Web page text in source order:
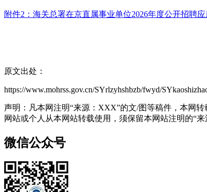
附件2：海关总署在京直属事业单位2026年度公开招聘
原文出处：
https://www.mohrss.gov.cn/SYrlzyhshbzb/fwyd/
声明：凡本网注明“来源：XXX”的文/图等稿件，本网
网站或个人从本网站转载使用，须保留本网站注明的“
微信公众号